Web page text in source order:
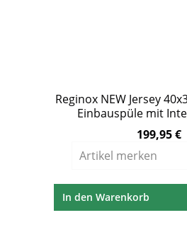
Reginox NEW Jersey
Einbauspüle mit
Regulärer Preis:199,95 €
Artikel merken
In den Warenkorb